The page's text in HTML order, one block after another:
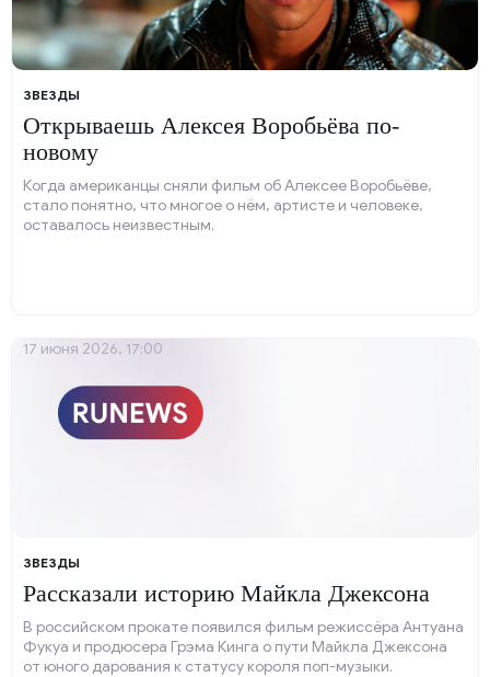
ЗВЕЗДЫ
Открываешь Алексея Воробьёва по-
новому
Когда американцы сняли фильм об Алексее Воробьёве,
стало понятно, что многое о нём, артисте и человеке,
оставалось неизвестным.
ЗВЕЗДЫ
Рассказали историю Майкла Джексона
В российском прокате появился фильм режиссёра Антуана
Фукуа и продюсера Грэма Кинга о пути Майкла Джексона
от юного дарования к статусу короля поп-музыки.
17 июня 2026, 17:00